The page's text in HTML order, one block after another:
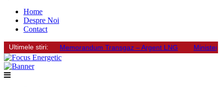
Home
Despre Noi
Contact
Ultimele stiri: Memorandum Transgaz – Argent LNG